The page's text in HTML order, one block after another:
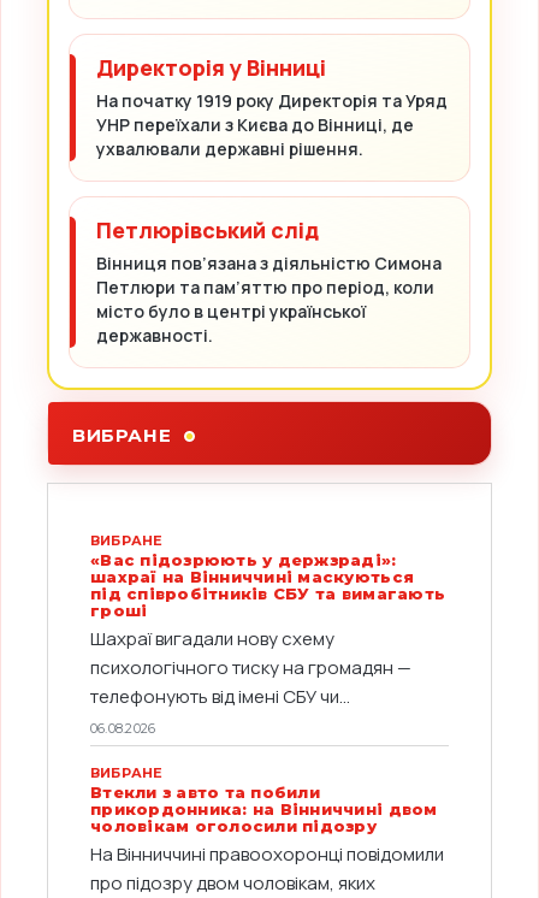
Директорія у Вінниці
На початку 1919 року Директорія та Уряд
УНР переїхали з Києва до Вінниці, де
ухвалювали державні рішення.
Петлюрівський слід
Вінниця пов’язана з діяльністю Симона
Петлюри та пам’яттю про період, коли
місто було в центрі української
державності.
ВИБРАНЕ
ВИБРАНЕ
«Вас підозрюють у держзраді»:
шахраї на Вінниччині маскуються
під співробітників СБУ та вимагають
гроші
Шахраї вигадали нову схему
психологічного тиску на громадян —
телефонують від імені СБУ чи...
06.08.2026
ВИБРАНЕ
Втекли з авто та побили
прикордонника: на Вінниччині двом
чоловікам оголосили підозру
На Вінниччині правоохоронці повідомили
про підозру двом чоловікам, яких